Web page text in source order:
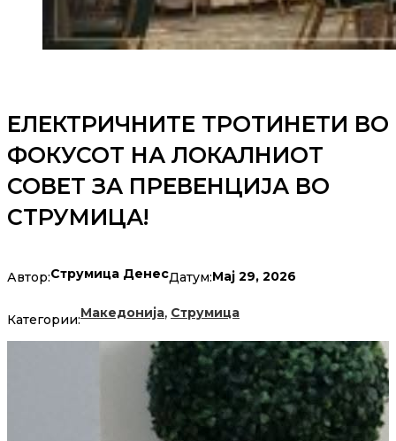
ЕЛЕКТРИЧНИТЕ ТРОТИНЕТИ ВО
ФОКУСОТ НА ЛОКАЛНИОТ
СОВЕТ ЗА ПРЕВЕНЦИЈА ВО
СТРУМИЦА!
Автор:Струмица ДенесДатум:Мај 29, 2026
Категории:Македонија, Струмица